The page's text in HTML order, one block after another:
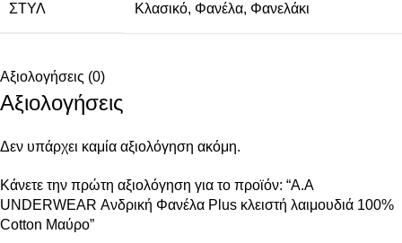
ΣΤΥΛ Κλασικό, Φανέλα, Φανελάκι
Αξιολογήσεις (0)
Αξιολογήσεις
Δεν υπάρχει καμία αξιολόγηση ακόμη.
Κάνετε την πρώτη αξιολόγηση για το προϊόν: “Α.A
UNDERWEAR Ανδρική Φανέλα Plus κλειστή λαιμουδιά 100%
Cotton Μαύρο”